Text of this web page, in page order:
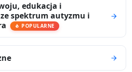
edukacja i
spektrum autyzmu i
POPULARNE